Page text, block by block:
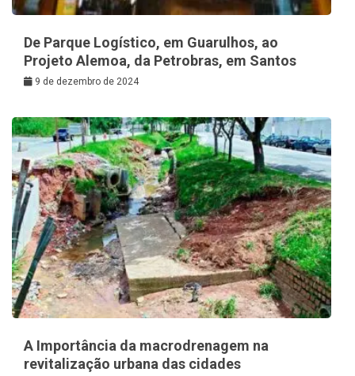
De Parque Logístico, em Guarulhos, ao
Projeto Alemoa, da Petrobras, em Santos
9 de dezembro de 2024
A Importância da macrodrenagem na
revitalização urbana das cidades